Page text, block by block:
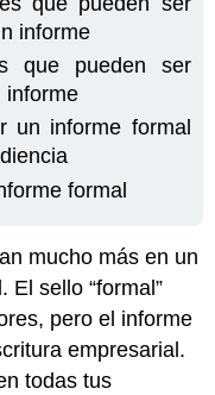
informe
que pueden ser
informe
un informe formal
formal
mucho más en un
El sello “formal”
pero el informe
empresarial.
todas tus